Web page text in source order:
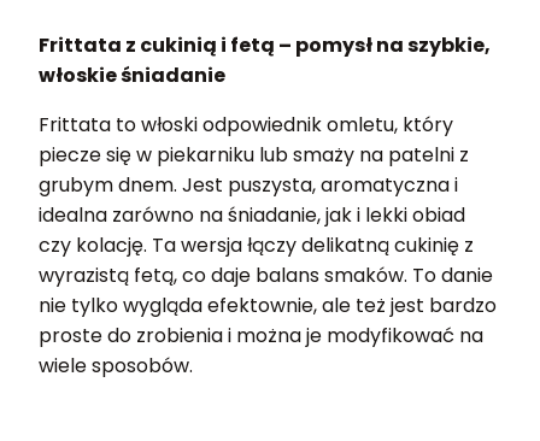
Frittata z cukinią i fetą – pomysł na szybkie,
włoskie śniadanie
Frittata to włoski odpowiednik omletu, który
piecze się w piekarniku lub smaży na patelni z
grubym dnem. Jest puszysta, aromatyczna i
idealna zarówno na śniadanie, jak i lekki obiad
czy kolację. Ta wersja łączy delikatną cukinię z
wyrazistą fetą, co daje balans smaków. To danie
nie tylko wygląda efektownie, ale też jest bardzo
proste do zrobienia i można je modyfikować na
wiele sposobów.